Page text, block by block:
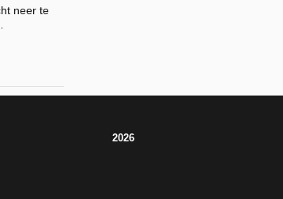
neer te
2026